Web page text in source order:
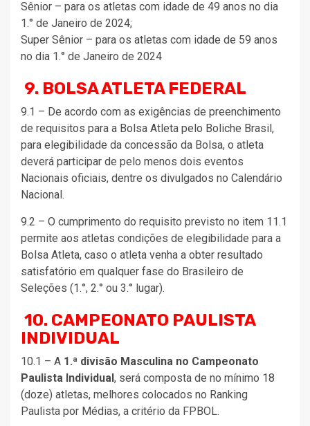
Sênior – para os atletas com idade de 49 anos no dia
1.° de Janeiro de 2024;
Super Sênior – para os atletas com idade de 59 anos
no dia 1.° de Janeiro de 2024
9. BOLSA ATLETA FEDERAL
9.1 – De acordo com as exigências de preenchimento
de requisitos para a Bolsa Atleta pelo Boliche Brasil,
para elegibilidade da concessão da Bolsa, o atleta
deverá participar de pelo menos dois eventos
Nacionais oficiais, dentre os divulgados no Calendário
Nacional.
9.2 – O cumprimento do requisito previsto no item 11.1
permite aos atletas condições de elegibilidade para a
Bolsa Atleta, caso o atleta venha a obter resultado
satisfatório em qualquer fase do Brasileiro de
Seleções (1.°, 2.° ou 3.° lugar).
10. CAMPEONATO PAULISTA
INDIVIDUAL
10.1 – A 1.ª divisão Masculina no Campeonato
Paulista Individual , será composta de no mínimo 18
(doze) atletas, melhores colocados no Ranking
Paulista por Médias, a critério da FPBOL.